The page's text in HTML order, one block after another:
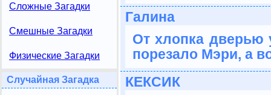
Сложные Загадки
Смешные Загадки
Физические Загадки
Случайная Загадка
Галина
От хлопка дверью
порезало Мэри, а
КЕКСИК